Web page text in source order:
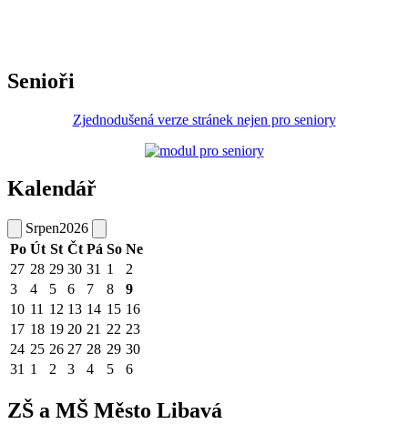
Senioři
Zjednodušená verze stránek nejen pro seniory
Kalendář
Srpen2026
Po Út St Čt Pá So Ne
27 28 29 30 31 1
2
3
4 5 6 7 8
9
10 11 12 13 14 15 16
17 18 19 20 21 22 23
24 25 26 27 28 29 30
31 1 2 3 4 5 6
ZŠ a MŠ Město Libavá